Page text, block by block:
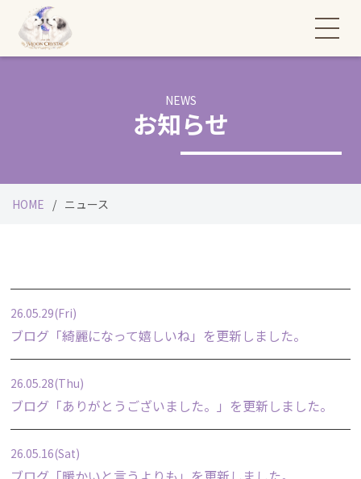
NEWS
お知らせ
HOME ニュース
26.05.29(Fri)
ブログ「綺麗になって嬉しいね」を更新しました。
26.05.28(Thu)
ブログ「ありがとうございました。 」を更新しました。
26.05.16(Sat)